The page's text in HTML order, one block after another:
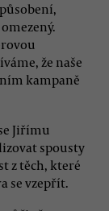
že naše
kampaně
Jiřímu
spousty
z těch, které
se vzepřít.